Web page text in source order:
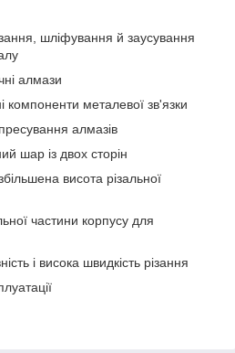
шліфування й заусування
алмази
компоненти металевої зв'язки
алмазів
шар із двох сторін
висота різальної
частини корпусу для
і висока швидкість різання